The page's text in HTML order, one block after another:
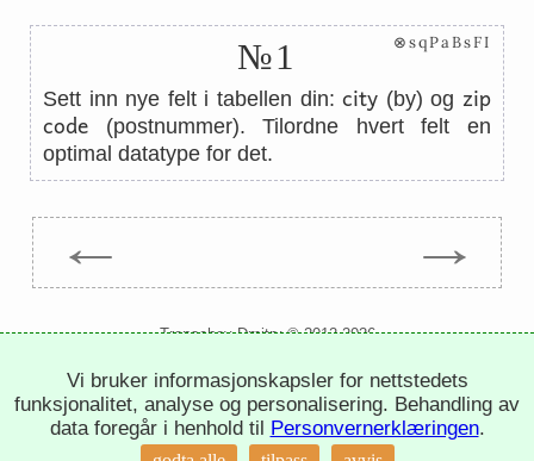
№1 ⊗sqPaBsFI
Sett inn nye felt i tabellen din:city (by) og zip
code (postnummer). Tilordne hvert felt en
optimal datatype for det.
← →
Trepachev Dmitry © 2012-2026
personvernregler innstillinger for informasjonskapsler
Vi bruker informasjonskapsler for nettstedets
funksjonalitet, analyse og personalisering. Behandling av
data foregår i henhold til Personvernerklæringen.